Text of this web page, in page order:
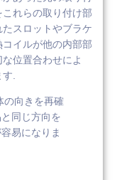
れらの取り付け部
スロットやブラケ
イルが他の内部部
位置合わせによ
.
の向きを再確
同じ方向を
易になりま